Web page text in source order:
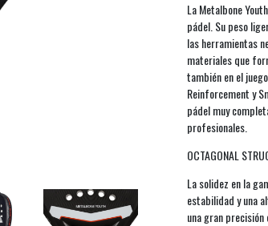
La Metalbone
pádel. Su peso
las herramientas
materiales que
también en el
Reinforcement y
pádel muy
profesionales.
OCTAGONAL
La solidez en la
estabilidad y una
una gran